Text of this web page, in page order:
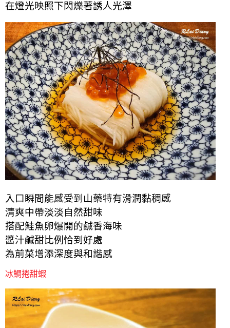
在燈光映照下閃爍著誘人光澤
入口瞬間能感受到山藥特有滑潤黏稠感
清爽中帶淡淡自然甜味
搭配鮭魚卵爆開的鹹香海味
醬汁鹹甜比例恰到好處
為前菜增添深度與和諧感
冰鯛捲甜蝦